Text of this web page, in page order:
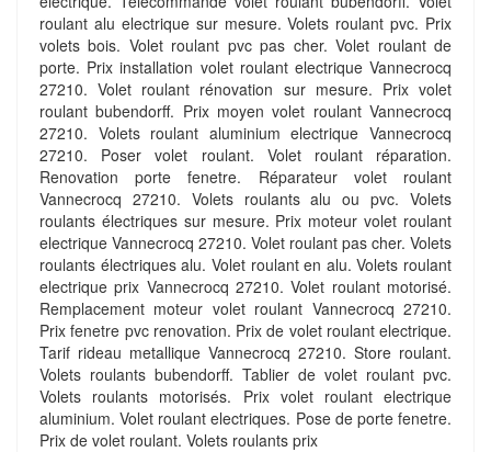
roulant alu electrique sur mesure. Volets roulant pvc. Prix
volets bois. Volet roulant pvc pas cher. Volet roulant de
porte. Prix installation volet roulant electrique Vannecrocq
27210. Volet roulant rénovation sur mesure. Prix volet
roulant bubendorff. Prix moyen volet roulant Vannecrocq
27210. Volets roulant aluminium electrique Vannecrocq
27210. Poser volet roulant. Volet roulant réparation.
Renovation porte fenetre. Réparateur volet roulant
Vannecrocq 27210. Volets roulants alu ou pvc. Volets
roulants électriques sur mesure. Prix moteur volet roulant
electrique Vannecrocq 27210. Volet roulant pas cher. Volets
roulants électriques alu. Volet roulant en alu. Volets roulant
electrique prix Vannecrocq 27210. Volet roulant motorisé.
Remplacement moteur volet roulant Vannecrocq 27210.
Prix fenetre pvc renovation. Prix de volet roulant electrique.
Tarif rideau metallique Vannecrocq 27210. Store roulant.
Volets roulants bubendorff. Tablier de volet roulant pvc.
Volets roulants motorisés. Prix volet roulant electrique
aluminium. Volet roulant electriques. Pose de porte fenetre.
Prix de volet roulant. Volets roulants prix